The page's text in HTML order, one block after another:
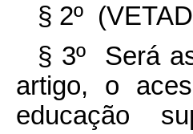
§ 2º
§ 3º Será
artigo, o
educação